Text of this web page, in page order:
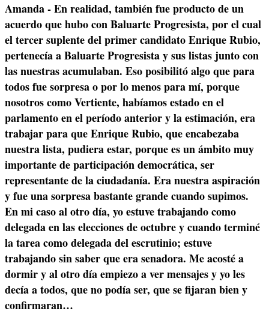
Amanda - En realidad, también fue producto de un
acuerdo que hubo con Baluarte Progresista, por el cual
el tercer suplente del primer candidato Enrique Rubio,
pertenecía a Baluarte Progresista y sus listas junto con
las nuestras acumulaban. Eso posibilitó algo que para
todos fue sorpresa o por lo menos para mí, porque
nosotros como Vertiente, habíamos estado en el
parlamento en el período anterior y la estimación, era
trabajar para que Enrique Rubio, que encabezaba
nuestra lista, pudiera estar, porque es un ámbito muy
importante de participación democrática, ser
representante de la ciudadanía. Era nuestra aspiración
y fue una sorpresa bastante grande cuando supimos.
En mi caso al otro día, yo estuve trabajando como
delegada en las elecciones de octubre y cuando terminé
la tarea como delegada del escrutinio; estuve
trabajando sin saber que era senadora. Me acosté a
dormir y al otro día empiezo a ver mensajes y yo les
decía a todos, que no podía ser, que se fijaran bien y
confirmaran…